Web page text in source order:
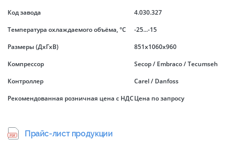
Код завода
4.030.327
Температура охлаждаемого объёма, °C
-25...-15
Размеры (ДхГхВ)
851x1060x960
Компрессор
Secop / Embraco / Tecumseh
Контроллер
Carel / Danfoss
Рекомендованная розничная цена с НДСЦена по запросу
Прайс-лист продукции